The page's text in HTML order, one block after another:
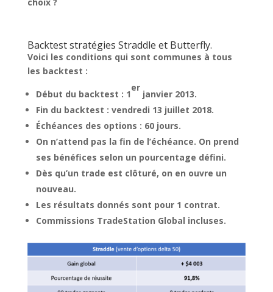
choix ?
Backtest stratégies Straddle et Butterfly.
Voici les conditions qui sont communes à tous
les backtest :
Début du backtest : 1
er
janvier 2013.
Fin du backtest : vendredi 13 juillet 2018.
Échéances des options : 60 jours.
On n’attend pas la fin de l’échéance. On prend
ses bénéfices selon un pourcentage défini.
Dès qu’un trade est clôturé, on en ouvre un
nouveau.
Les résultats donnés sont pour 1 contrat.
Commissions TradeStation Global incluses.